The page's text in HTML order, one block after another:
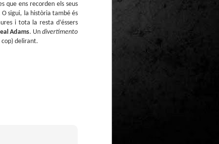
que ens recorden els seus
sigui, la història també és
i tota la resta d’éssers
Adams. Undivertimento
cop) delirant.